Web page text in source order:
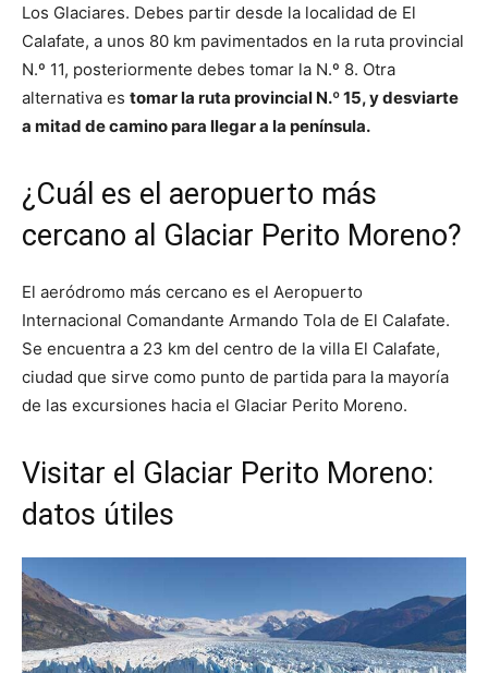
Los Glaciares. Debes partir desde la localidad de El
Calafate, a unos 80 km pavimentados en la ruta provincial
N.º 11, posteriormente debes tomar la N.º 8. Otra
alternativa es tomar la ruta provincial N.º 15, y desviarte
a mitad de camino para llegar a la península.
¿Cuál es el aeropuerto más
cercano al Glaciar Perito Moreno?
El aeródromo más cercano es el Aeropuerto
Internacional Comandante Armando Tola de El Calafate.
Se encuentra a 23 km del centro de la villa El Calafate,
ciudad que sirve como punto de partida para la mayoría
de las excursiones hacia el Glaciar Perito Moreno.
Visitar el Glaciar Perito Moreno:
datos útiles